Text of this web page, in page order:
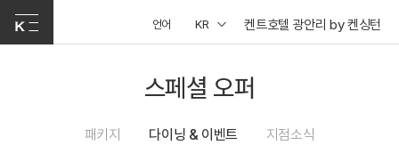
언어 KR 켄트호텔 광안리 by 켄싱턴
스페셜 오퍼
패키지 다이닝 & 이벤트 지점소식